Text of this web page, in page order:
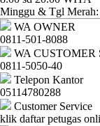
Logout
Minggu & Tgl
WA OWNER
0811-501-8088
WA CUSTOMER
0811-5050-40
Telepon Kantor
05114780288
Customer Service
klik daftar petugas